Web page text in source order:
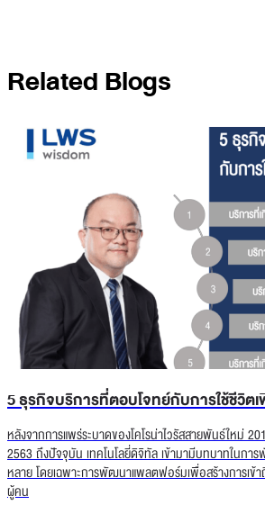
Related Blogs
5 ธุรกิจบริการที่ตอบโจทย์กับการใช้ชีวิต
หลังจากการแพร่ระบาดของโคโรน่าไวรัสสายพันธ์ใหม่
2563 ถึงปัจจุบัน เทคโนโลยี่ดิจิทัล เข้ามามีบทบาทในกา
หลาย โดยเฉพาะการพัฒนาแพลตฟอร์มเพื่อสร้างการเข้
ผู้คน